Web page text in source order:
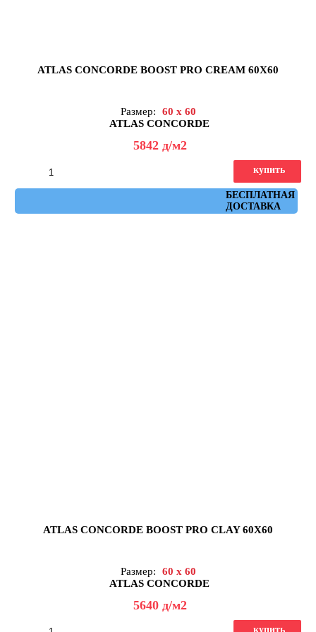
ATLAS CONCORDE BOOST PRO CREAM 60X60
Размер:
60 x 60
ATLAS CONCORDE
5842 д/м2
БЕСПЛАТНАЯ
ДОСТАВКА
купить
ATLAS CONCORDE BOOST PRO CLAY 60X60
Размер:
60 x 60
ATLAS CONCORDE
5640 д/м2
купить